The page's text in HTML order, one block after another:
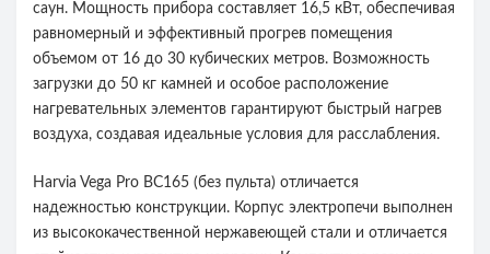
саун. Мощность прибора составляет 16,5 кВт, обеспечивая
равномерный и эффективный прогрев помещения
объемом от 16 до 30 кубических метров. Возможность
загрузки до 50 кг камней и особое расположение
нагревательных элементов гарантируют быстрый нагрев
воздуха, создавая идеальные условия для расслабления.
Harvia Vega Pro BC165 (без пульта) отличается
надежностью конструкции. Корпус электропечи выполнен
из высококачественной нержавеющей стали и отличается